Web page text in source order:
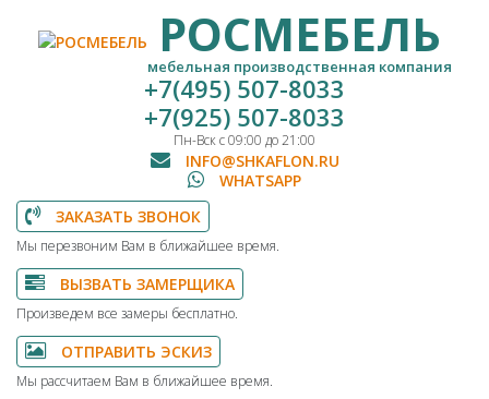
РОСМЕБЕЛЬ
мебельная производственная компания
+7(495) 507-8033
+7(925) 507-8033
Пн-Вск с 09:00 до 21:00
INFO@SHKAFLON.RU
WHATSAPP
ЗАКАЗАТЬ ЗВОНОК
Мы перезвоним Вам в ближайшее время.
ВЫЗВАТЬ ЗАМЕРЩИКА
Произведем все замеры бесплатно.
ОТПРАВИТЬ ЭСКИЗ
Мы рассчитаем Вам в ближайшее время.